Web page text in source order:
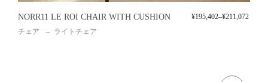
NORR11 LE ROI CHAIR WITH CUSHION
チェア ライトチェア
¥195,402–¥211,072